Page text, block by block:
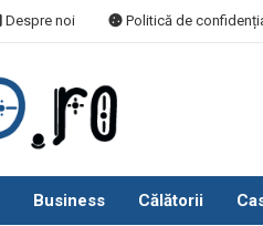
Despre noi Politică de
Business Călătorii